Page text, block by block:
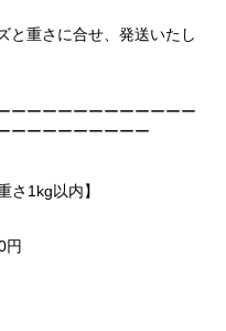
と重さに合せ、発送いたし
ーーーーーーーーーーーー
ーーーーーーーーー
さ1kg以内】
円